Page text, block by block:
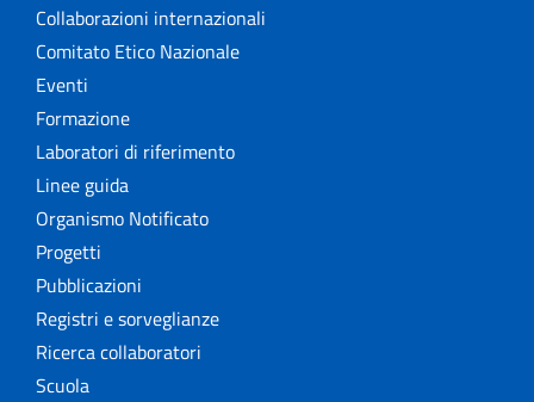
Collaborazioni internazionali
Comitato Etico Nazionale
Eventi
Formazione
Laboratori di riferimento
Linee guida
Organismo Notificato
Progetti
Pubblicazioni
Registri e sorveglianze
Ricerca collaboratori
Scuola